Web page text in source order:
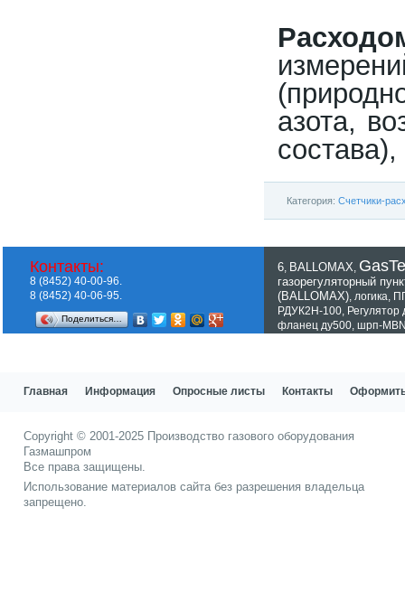
азота,
Категория: Счетчики-
6 BALLOMAX
газорегуляторный
(BALLOMAX) логика
РДУК2Н-100 Регулятор
фланец ду500 шрп-
Контакты:
8 (8452) 40-00-96.
8 (8452) 40-06-95.
Поделиться…
Главная Информация Опросные листы Контакты Оформить
Copyright © 2001-2025 Производство газового оборудования
Газмашпром
Все права защищены.
Использование материалов сайта без разрешения владельца
запрещено.